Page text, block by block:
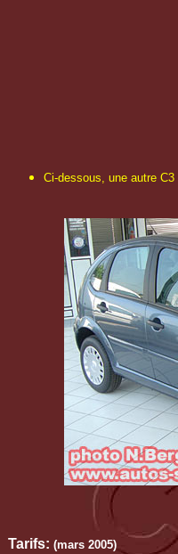
Ci-dessous, une autre
Tarifs: (mars 2005)